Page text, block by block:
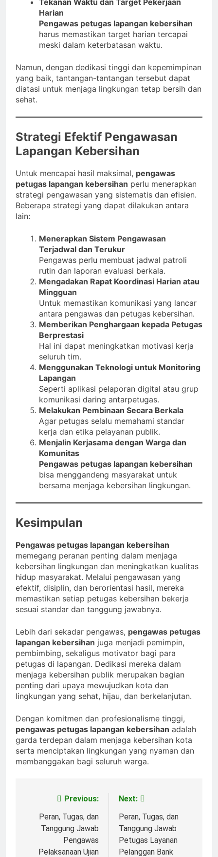
Tekanan Waktu dan Target Pekerjaan
Harian
Pengawas petugas lapangan kebersihan
harus memastikan target harian tercapai
meski dalam keterbatasan waktu.
Namun, dengan dedikasi tinggi dan kepemimpinan
yang baik, tantangan-tantangan tersebut dapat
diatasi untuk menjaga lingkungan tetap bersih dan
sehat.
Strategi Efektif Pengawasan
Lapangan Kebersihan
Untuk mencapai hasil maksimal, pengawas
petugas lapangan kebersihan perlu menerapkan
strategi pengawasan yang sistematis dan efisien.
Beberapa strategi yang dapat dilakukan antara
lain:
Menerapkan Sistem Pengawasan
Terjadwal dan Terukur
Pengawas perlu membuat jadwal patroli
rutin dan laporan evaluasi berkala.
Mengadakan Rapat Koordinasi Harian atau
Mingguan
Untuk memastikan komunikasi yang lancar
antara pengawas dan petugas kebersihan.
Memberikan Penghargaan kepada Petugas
Berprestasi
Hal ini dapat meningkatkan motivasi kerja
seluruh tim.
Menggunakan Teknologi untuk Monitoring
Lapangan
Seperti aplikasi pelaporan digital atau grup
komunikasi daring antarpetugas.
Melakukan Pembinaan Secara Berkala
Agar petugas selalu memahami standar
kerja dan etika pelayanan publik.
Menjalin Kerjasama dengan Warga dan
Komunitas
Pengawas petugas lapangan kebersihan
bisa menggandeng masyarakat untuk
bersama menjaga kebersihan lingkungan.
Kesimpulan
Pengawas petugas lapangan kebersihan
memegang peranan penting dalam menjaga
kebersihan lingkungan dan meningkatkan kualitas
hidup masyarakat. Melalui pengawasan yang
efektif, disiplin, dan berorientasi hasil, mereka
memastikan setiap petugas kebersihan bekerja
sesuai standar dan tanggung jawabnya.
Lebih dari sekadar pengawas, pengawas petugas
lapangan kebersihan juga menjadi pemimpin,
pembimbing, sekaligus motivator bagi para
petugas di lapangan. Dedikasi mereka dalam
menjaga kebersihan publik merupakan bagian
penting dari upaya mewujudkan kota dan
lingkungan yang sehat, hijau, dan berkelanjutan.
Dengan komitmen dan profesionalisme tinggi,
pengawas petugas lapangan kebersihan adalah
garda terdepan dalam menjaga kebersihan kota
serta menciptakan lingkungan yang nyaman dan
membanggakan bagi seluruh warga.
navigation
Previous:
Peran, Tugas, dan
Tanggung Jawab
Pengawas
Pelaksanaan Ujian
Next:
Peran, Tugas, dan
Tanggung Jawab
Petugas Layanan
Pelanggan Bank